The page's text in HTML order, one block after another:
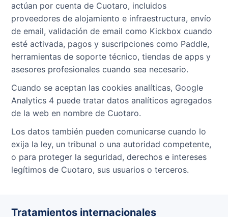
actúan por cuenta de Cuotaro, incluidos
proveedores de alojamiento e infraestructura, envío
de email, validación de email como Kickbox cuando
esté activada, pagos y suscripciones como Paddle,
herramientas de soporte técnico, tiendas de apps y
asesores profesionales cuando sea necesario.
Cuando se aceptan las cookies analíticas, Google
Analytics 4 puede tratar datos analíticos agregados
de la web en nombre de Cuotaro.
Los datos también pueden comunicarse cuando lo
exija la ley, un tribunal o una autoridad competente,
o para proteger la seguridad, derechos e intereses
legítimos de Cuotaro, sus usuarios o terceros.
Tratamientos internacionales